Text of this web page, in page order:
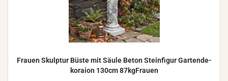
Frau­en Skulp­tur Büste mit Säule Beton Stein­fi­gur Gar­ten­de­
ko­rai­on 130cm 87kgFrauen